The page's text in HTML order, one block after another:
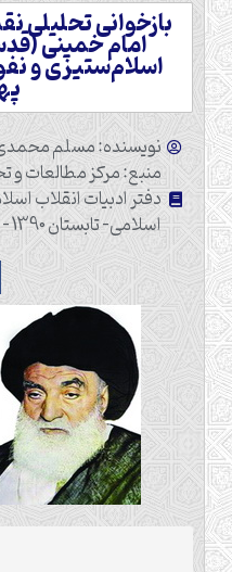
بازخوانی تحلیلی
امام خمینی
اسلام‌ستیزی و
نویسنده: مسلم
منبع: مرکز مطالعات و
دفتر ادبیات انقلاب
اسلامی- تابستان 1390 - شماره 25